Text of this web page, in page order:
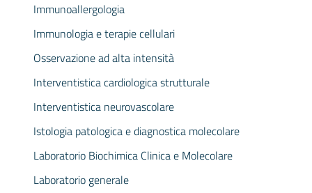
Immunoallergologia
Immunologia e terapie cellulari
Osservazione ad alta intensità
Interventistica cardiologica strutturale
Interventistica neurovascolare
Istologia patologica e diagnostica molecolare
Laboratorio Biochimica Clinica e Molecolare
Laboratorio generale